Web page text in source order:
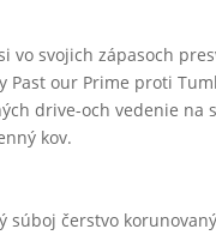
svojich zápasoch
our Prime proti
drive-och vedenie
kov.
čerstvo